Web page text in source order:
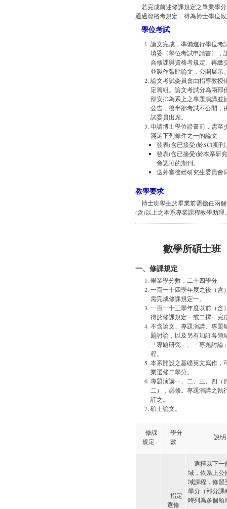
若完成前述修課規定之畢業學
通過資格考規定，得為博士學位
學位考試
論文完成，準備進行學位考
填妥〈學位考試申請書〉，
合修課與資格考規定。再繳
並製作張貼論文，公開展示
論文考試委員會由指導教授
定籌組。論文考試分為兩部
部安排為系上之專題演講並
公告，後半部考試不公開，
試委員出席。
申請博士學位證書前，需至
滿足下列條件之一的論文
發表(含已接受)於SCI期刊
發表(含已接受)於本系研
會認可的期刊。
送外審後經研究生委員會
教學要求
博士班學生於畢業前需擔任兩
(含)以上之本系專業課程教學助理
數學所碩士班
一、修課規定
畢業學分數：二十四學分
一百一十四學年度之後（含
需完成修課規定一。
一百一十三學年度以前（含
得於修課規定一或二擇一完
不含論文、專題演講、專題
題討論，以及另有加註各領
「專題研究」、「專題討論
程。
本系開設之基礎英文寫作，
業選修二學分。
專題演講一、二、三、四（
二），必修。專題演講之執
訂之。
碩士論文。
修課
規定
學分
數
說明
指定
選修
選擇以下一
域，依系上公
域課程，修習
學分（部分課
時列為多個領